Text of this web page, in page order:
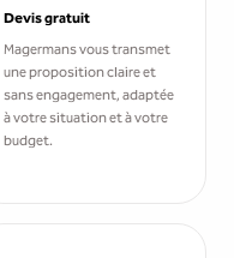
Devis gratuit
Magermans vous transmet
une proposition claire et
sans engagement, adaptée
à votre situation et à votre
budget.